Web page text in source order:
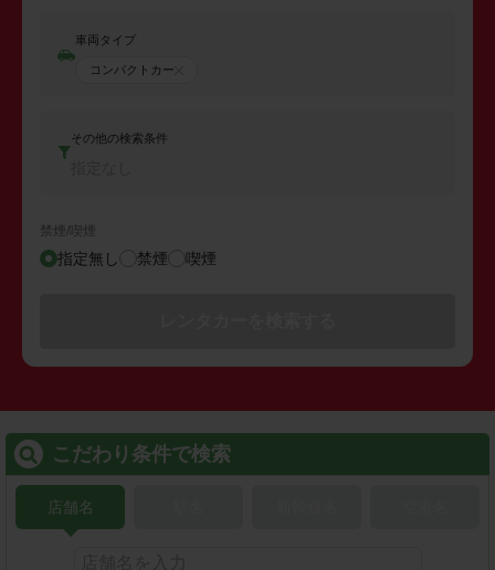
車両タイプ
コンパクトカー
その他の検索条件
禁煙/喫煙
指定無し 禁煙 喫煙
こだわり条件で検索
店舗名